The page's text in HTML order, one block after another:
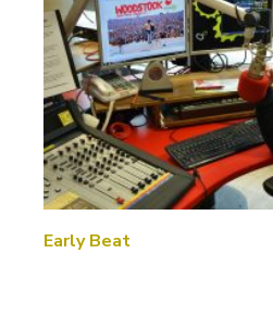
Early Beat